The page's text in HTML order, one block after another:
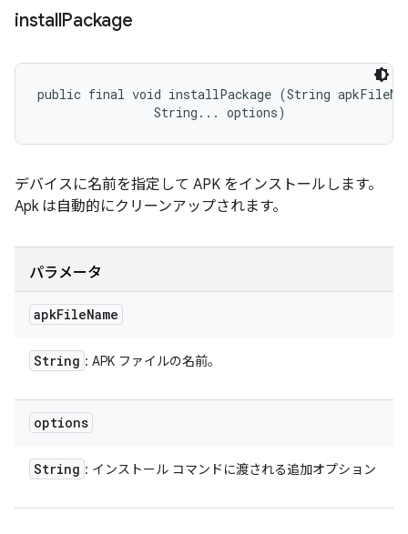
installPackage
public final void installPackage (String
                String... options)
デバイスに名前を指定して APK をインストールします。
Apk は自動的にクリーンアップされます。
パラメータ
apkFileName
String : APK ファイルの名前。
options
String : インストール コマンドに渡される追加オプション